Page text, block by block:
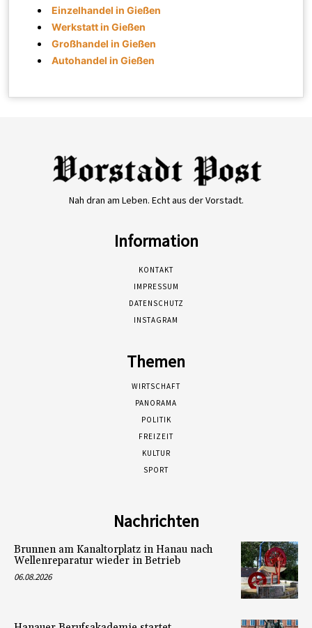
Einzelhandel in Gießen
Werkstatt in Gießen
Großhandel in Gießen
Autohandel in Gießen
Nah dran am Leben. Echt aus der Vorstadt.
Information
KONTAKT
IMPRESSUM
DATENSCHUTZ
INSTAGRAM
Themen
WIRTSCHAFT
PANORAMA
POLITIK
FREIZEIT
KULTUR
SPORT
Nachrichten
Brunnen am Kanaltorplatz in Hanau nach
Wellenreparatur wieder in Betrieb
06.08.2026